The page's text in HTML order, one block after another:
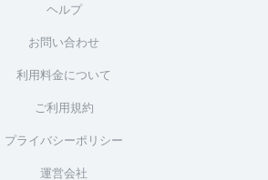
ヘルプ
お問い合わせ
利用料金について
ご利用規約
プライバシーポリシー
運営会社